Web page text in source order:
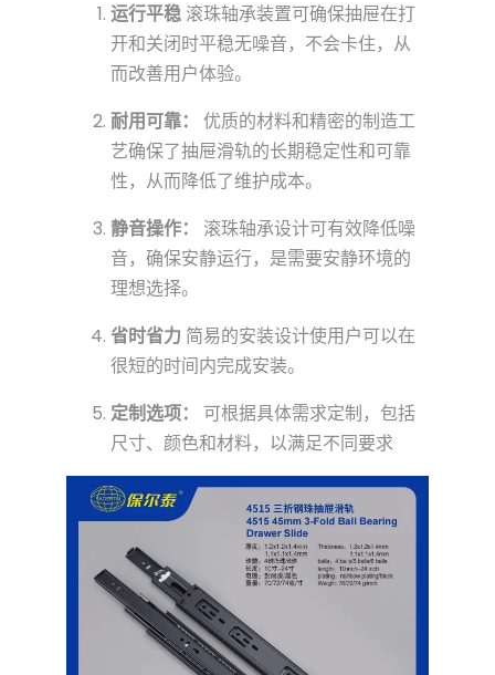
运行平稳 滚珠轴承装置可确保抽屉在打
开和关闭时平稳无噪音，不会卡住，从
而改善用户体验。
耐用可靠：
优质的材料和精密的制造工
艺确保了抽屉滑轨的长期稳定性和可靠
性，从而降低了维护成本。
静音操作： 滚珠轴承设计可有效降低噪
音，确保安静运行，是需要安静环境的
理想选择。
省时省力 简易的安装设计使用户可以在
很短的时间内完成安装。
定制选项： 可根据具体需求定制，包括
尺寸、颜色和材料，以满足不同要求